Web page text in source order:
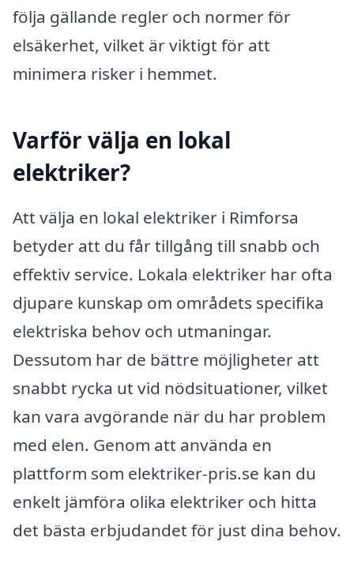
följa gällande regler och normer för
elsäkerhet, vilket är viktigt för att
minimera risker i hemmet.
Varför välja en lokal
elektriker?
Att välja en lokal elektriker i Rimforsa
betyder att du får tillgång till snabb och
effektiv service. Lokala elektriker har ofta
djupare kunskap om områdets specifika
elektriska behov och utmaningar.
Dessutom har de bättre möjligheter att
snabbt rycka ut vid nödsituationer, vilket
kan vara avgörande när du har problem
med elen. Genom att använda en
plattform som elektriker-pris.se kan du
enkelt jämföra olika elektriker och hitta
det bästa erbjudandet för just dina behov.